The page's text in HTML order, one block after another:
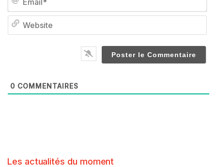
0 COMMENTAIRES
Les actualités du moment